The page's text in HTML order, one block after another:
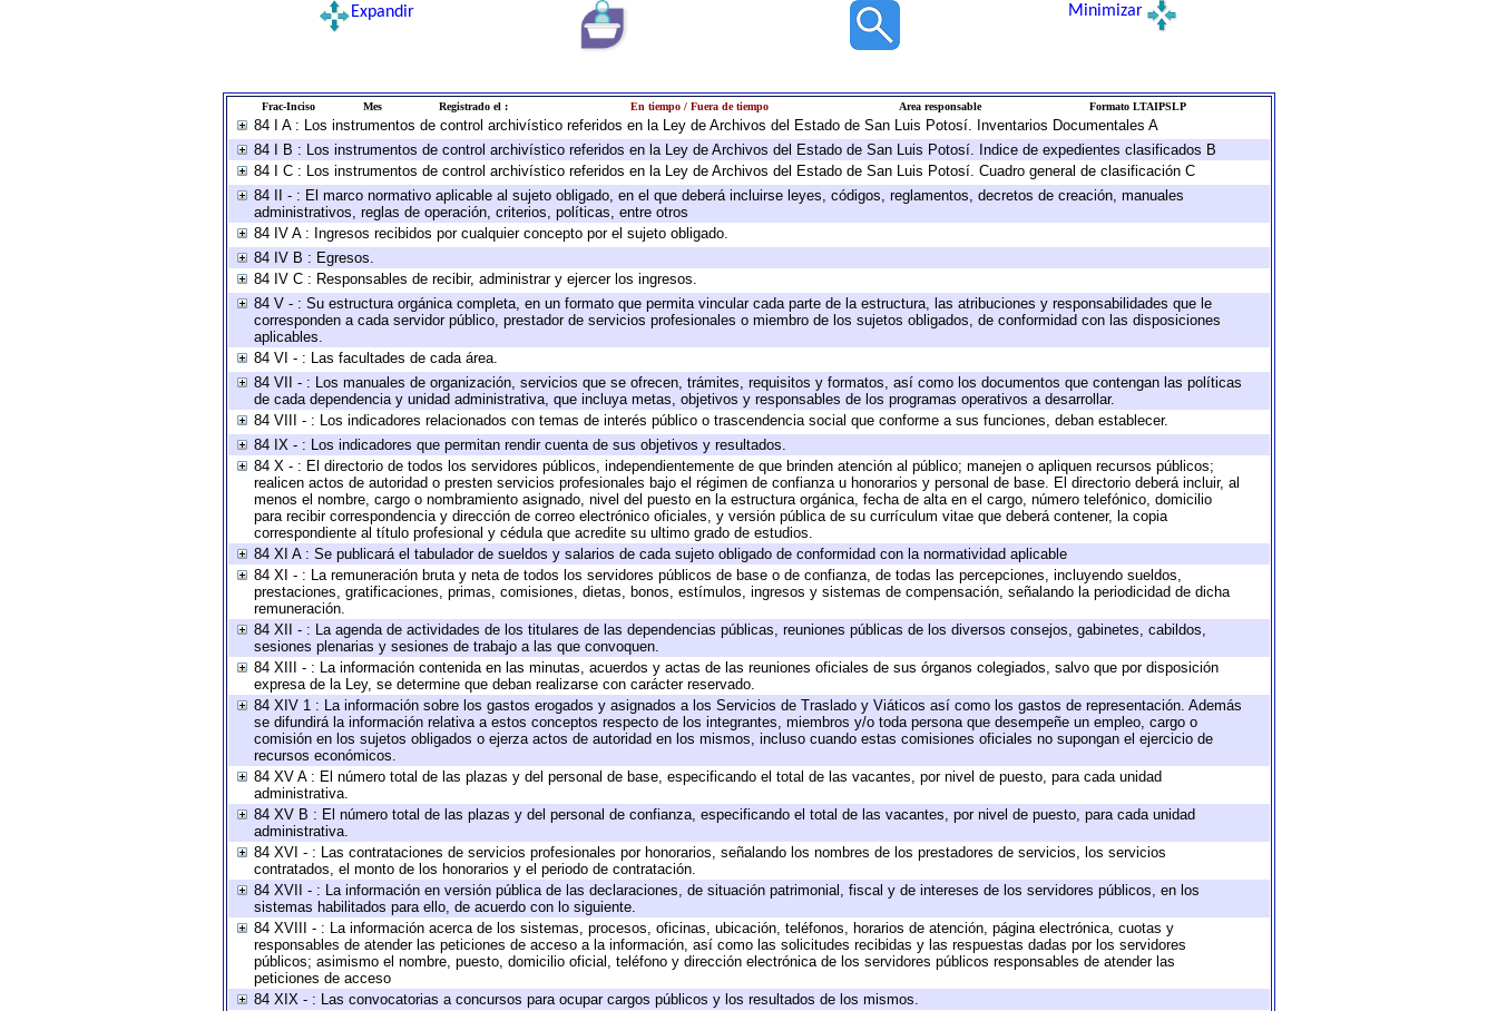
Expandir Minimizar
Frac-Inciso Mes Registrado el : En tiempo / Fuera de tiempo Area responsable Formato LTAIPSLP
84 I A : Los instrumentos de control archivístico referidos en la Ley de Archivos del Estado de San Luis Potosí. Inventarios Documentales A
84 I B : Los instrumentos de control archivístico referidos en la Ley de Archivos del Estado de San Luis Potosí. Indice de expedientes clasificados B
84 I C : Los instrumentos de control archivístico referidos en la Ley de Archivos del Estado de San Luis Potosí. Cuadro general de clasificación C
84 II - : El marco normativo aplicable al sujeto obligado, en el que deberá incluirse leyes, códigos, reglamentos, decretos de creación, manuales
administrativos, reglas de operación, criterios, políticas, entre otros
84 IV A : Ingresos recibidos por cualquier concepto por el sujeto obligado.
84 IV B : Egresos.
84 IV C : Responsables de recibir, administrar y ejercer los ingresos.
84 V - : Su estructura orgánica completa, en un formato que permita vincular cada parte de la estructura, las atribuciones y responsabilidades que le
corresponden a cada servidor público, prestador de servicios profesionales o miembro de los sujetos obligados, de conformidad con las disposiciones
aplicables.
84 VI - : Las facultades de cada área.
84 VII - : Los manuales de organización, servicios que se ofrecen, trámites, requisitos y formatos, así como los documentos que contengan las políticas
de cada dependencia y unidad administrativa, que incluya metas, objetivos y responsables de los programas operativos a desarrollar.
84 VIII - : Los indicadores relacionados con temas de interés público o trascendencia social que conforme a sus funciones, deban establecer.
84 IX - : Los indicadores que permitan rendir cuenta de sus objetivos y resultados.
84 X - : El directorio de todos los servidores públicos, independientemente de que brinden atención al público; manejen o apliquen recursos públicos;
realicen actos de autoridad o presten servicios profesionales bajo el régimen de confianza u honorarios y personal de base. El directorio deberá incluir, al
menos el nombre, cargo o nombramiento asignado, nivel del puesto en la estructura orgánica, fecha de alta en el cargo, número telefónico, domicilio
para recibir correspondencia y dirección de correo electrónico oficiales, y versión pública de su currículum vitae que deberá contener, la copia
correspondiente al título profesional y cédula que acredite su ultimo grado de estudios.
84 XI A : Se publicará el tabulador de sueldos y salarios de cada sujeto obligado de conformidad con la normatividad aplicable
84 XI - : La remuneración bruta y neta de todos los servidores públicos de base o de confianza, de todas las percepciones, incluyendo sueldos,
prestaciones, gratificaciones, primas, comisiones, dietas, bonos, estímulos, ingresos y sistemas de compensación, señalando la periodicidad de dicha
remuneración.
84 XII - : La agenda de actividades de los titulares de las dependencias públicas, reuniones públicas de los diversos consejos, gabinetes, cabildos,
sesiones plenarias y sesiones de trabajo a las que convoquen.
84 XIII - : La información contenida en las minutas, acuerdos y actas de las reuniones oficiales de sus órganos colegiados, salvo que por disposición
expresa de la Ley, se determine que deban realizarse con carácter reservado.
84 XIV 1 : La información sobre los gastos erogados y asignados a los Servicios de Traslado y Viáticos así como los gastos de representación. Además
se difundirá la información relativa a estos conceptos respecto de los integrantes, miembros y/o toda persona que desempeñe un empleo, cargo o
comisión en los sujetos obligados o ejerza actos de autoridad en los mismos, incluso cuando estas comisiones oficiales no supongan el ejercicio de
recursos económicos.
84 XV A : El número total de las plazas y del personal de base, especificando el total de las vacantes, por nivel de puesto, para cada unidad
administrativa.
84 XV B : El número total de las plazas y del personal de confianza, especificando el total de las vacantes, por nivel de puesto, para cada unidad
administrativa.
84 XVI - : Las contrataciones de servicios profesionales por honorarios, señalando los nombres de los prestadores de servicios, los servicios
contratados, el monto de los honorarios y el periodo de contratación.
84 XVII - : La información en versión pública de las declaraciones, de situación patrimonial, fiscal y de intereses de los servidores públicos, en los
sistemas habilitados para ello, de acuerdo con lo siguiente.
84 XVIII - : La información acerca de los sistemas, procesos, oficinas, ubicación, teléfonos, horarios de atención, página electrónica, cuotas y
responsables de atender las peticiones de acceso a la información, así como las solicitudes recibidas y las respuestas dadas por los servidores
públicos; asimismo el nombre, puesto, domicilio oficial, teléfono y dirección electrónica de los servidores públicos responsables de atender las
peticiones de acceso
84 XIX - : Las convocatorias a concursos para ocupar cargos públicos y los resultados de los mismos.